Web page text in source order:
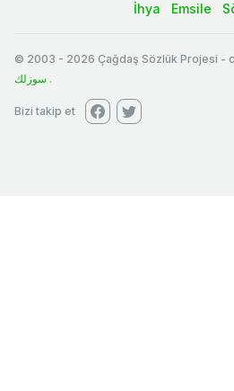
İhya Emsile
© 2003 - 2026 Çağdaş Sözlük Projesi -
سوزلك .
Bizi takip et